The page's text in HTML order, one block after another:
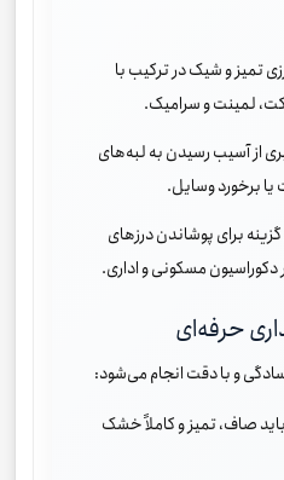
تمیز و شیک در ترکیب با
لمینت و سرامیک.
از آسیب رسیدن به لبه‌های
یا برخورد وسایل.
برای پوشاندن درزهای
مسکونی و اداری.
حرفه‌ای
و با دقت انجام می‌شود:
صاف، تمیز و کاملاً خشک